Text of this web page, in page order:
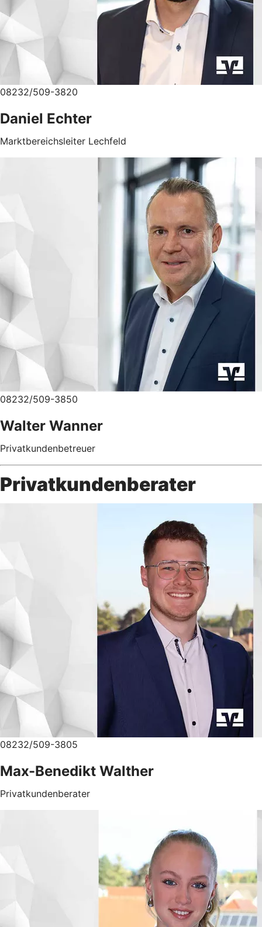
08232/509-3820
Daniel Echter
Marktbereichsleiter Lechfeld
08232/509-3850
Walter Wanner
Privatkundenbetreuer
Privatkundenberater
08232/509-3805
Max-Benedikt Walther
Privatkundenberater